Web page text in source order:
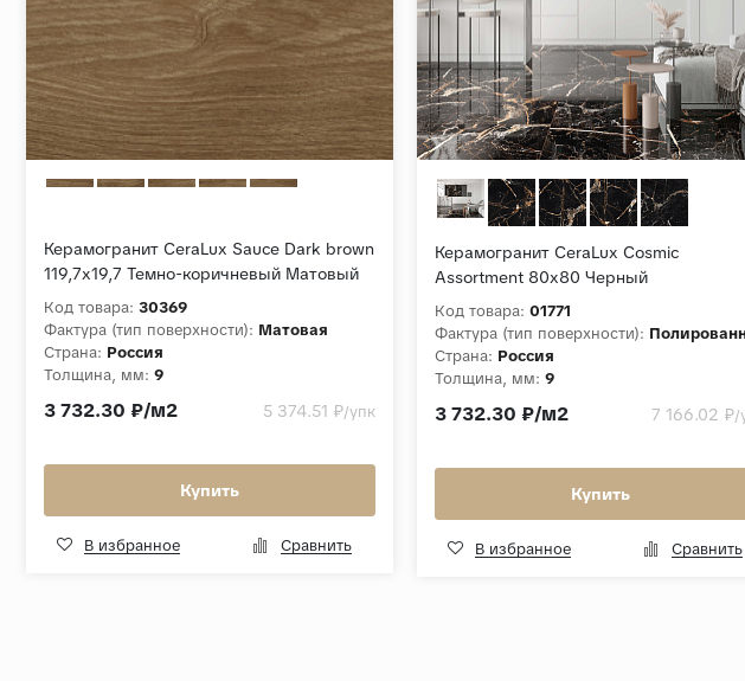
Керамогранит CeraLux Sauce Dark brown
119,7x19,7 Темно-коричневый Матовый
Код товара: 30369
Фактура (тип поверхности): Матовая
Страна: Россия
Толщина, мм: 9
3 732.30 ₽/м2 5 374.51 ₽/упк
Купить
В избранное Сравнить
Керамогранит CeraLux Cosmic
Assortment 80x80 Черный
Полированный
Код товара: 01771
Фактура (тип поверхности):
Страна: Россия
Толщина, мм: 9
3 732.30 ₽/м2 7 166.02 ₽/
Купить
В избранное Сравнить